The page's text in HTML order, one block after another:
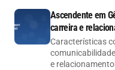
Ascendente em
carreira e
Características
e